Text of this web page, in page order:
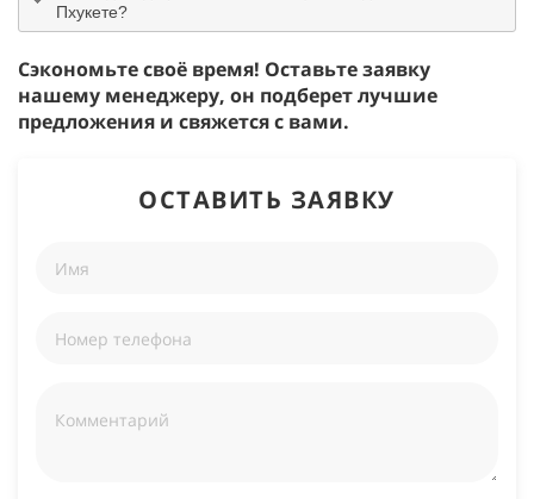
Пхукете?
Сэкономьте своё время! Оставьте заявку
нашему менеджеру, он подберет лучшие
предложения и свяжется с вами.
ОСТАВИТЬ ЗАЯВКУ